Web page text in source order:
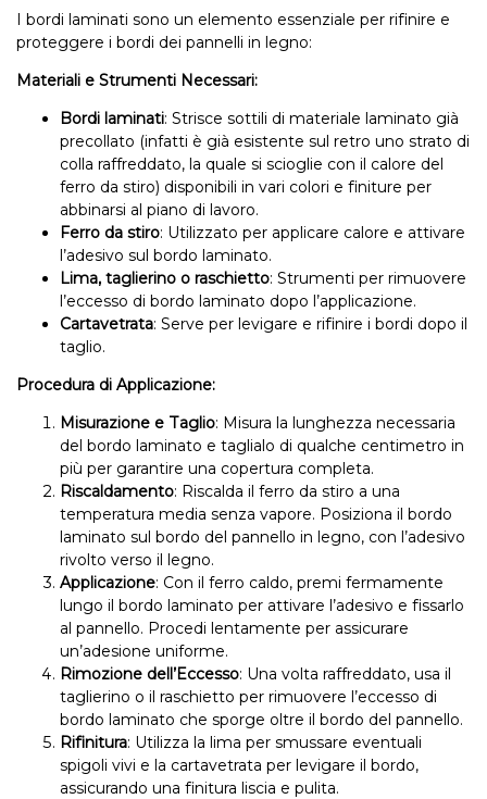
I bordi laminati sono un elemento essenziale per rifinire e
proteggere i bordi dei pannelli in legno:
Materiali e Strumenti Necessari:
Bordi laminati: Strisce sottili di materiale laminato già
precollato (infatti è già esistente sul retro uno strato di
colla raffreddato, la quale si scioglie con il calore del
ferro da stiro) disponibili in vari colori e finiture per
abbinarsi al piano di lavoro.
Ferro da stiro: Utilizzato per applicare calore e attivare
l’adesivo sul bordo laminato.
Lima, taglierino o raschietto: Strumenti per rimuovere
l’eccesso di bordo laminato dopo l’applicazione.
Cartavetrata: Serve per levigare e rifinire i bordi dopo il
taglio.
Procedura di Applicazione:
Misurazione e Taglio: Misura la lunghezza necessaria
del bordo laminato e taglialo di qualche centimetro in
più per garantire una copertura completa.
Riscaldamento: Riscalda il ferro da stiro a una
temperatura media senza vapore. Posiziona il bordo
laminato sul bordo del pannello in legno, con l’adesivo
rivolto verso il legno.
Applicazione: Con il ferro caldo, premi fermamente
lungo il bordo laminato per attivare l’adesivo e fissarlo
al pannello. Procedi lentamente per assicurare
un’adesione uniforme.
Rimozione dell’Eccesso: Una volta raffreddato, usa il
taglierino o il raschietto per rimuovere l’eccesso di
bordo laminato che sporge oltre il bordo del pannello.
Rifinitura: Utilizza la lima per smussare eventuali
spigoli vivi e la cartavetrata per levigare il bordo,
assicurando una finitura liscia e pulita.